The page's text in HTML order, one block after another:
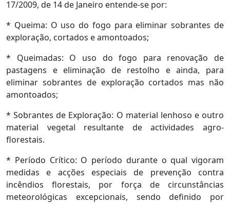
17/2009, de 14 de Janeiro entende-se por:
* Queima: O uso do fogo para eliminar sobrantes de
exploração, cortados e amontoados;
* Queimadas: O uso do fogo para renovação de
pastagens e eliminação de restolho e ainda, para
eliminar sobrantes de exploração cortados mas não
amontoados;
* Sobrantes de Exploração: O material lenhoso e outro
material vegetal resultante de actividades agro-
florestais.
* Período Crítico: O período durante o qual vigoram
medidas e acções especiais de prevenção contra
incêndios florestais, por força de circunstâncias
meteorológicas excepcionais, sendo definido por